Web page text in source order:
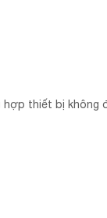
thiết bị không